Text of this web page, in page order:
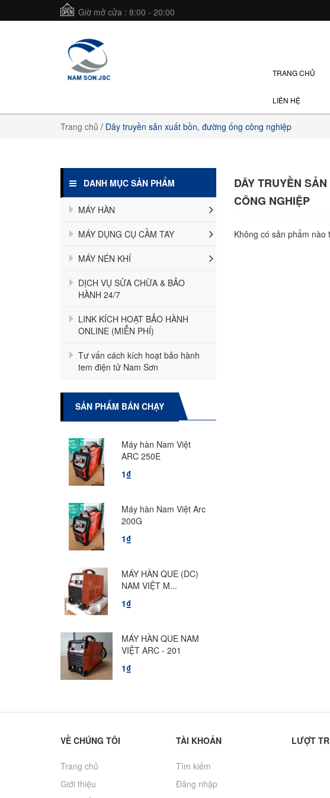
Giờ mở cửa : 8:00 - 20:00
TRANG CHỦ
LIÊN HỆ
Trang chủ / Dây truyền sản xuất bồn, đường ống công nghiệp
DANH MỤC SẢN PHẨM
MÁY HÀN
MÁY DỤNG CỤ CẦM TAY
MÁY NÉN KHÍ
DỊCH VỤ SỬA CHỮA & BẢO
HÀNH 24/7
LINK KÍCH HOẠT BẢO HÀNH
ONLINE (MIỄN PHÍ)
Tư vấn cách kích hoạt bảo hành
tem điện tử Nam Sơn
SẢN PHẨM BÁN CHẠY
Máy hàn Nam Việt
ARC 250E
1₫
Máy hàn Nam Việt Arc
200G
1₫
MÁY HÀN QUE (DC)
NAM VIỆT M...
1₫
MÁY HÀN QUE NAM
VIỆT ARC - 201
1₫
DÂY TRUYỀN
CÔNG NGHIỆP
Không có sản phẩm nào
VỀ CHÚNG TÔI
Trang chủ
Giới thiệu
TÀI KHOẢN
Tìm kiếm
Đăng nhập
LƯỢT